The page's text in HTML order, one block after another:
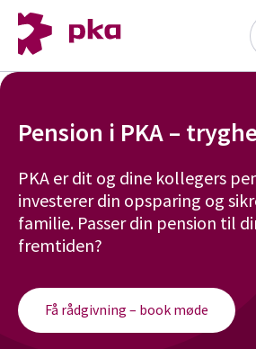
Pension i PKA –
PKA er dit og dine kollegers
investerer din opsparing og
familie. Passer din pension til
fremtiden?
Få rådgivning – book møde
Selvbetjening
Fællesskabet
Ansvarlighed